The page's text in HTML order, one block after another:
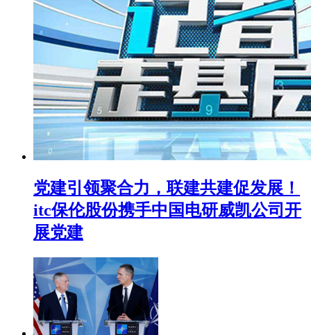
党建引领聚合力，联建共建促发展！
itc保伦股份携手中国电研威凯公司开
展党建